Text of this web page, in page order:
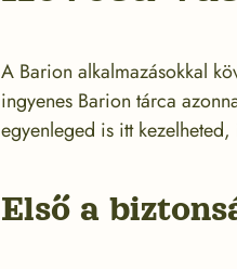
A Barion alkalmazásokkal
ingyenes Barion tárca
egyenleged is itt
Első a